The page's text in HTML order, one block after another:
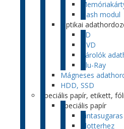
Flash modul
Optikai
CD
DVD
Tárolók
Blu-Ray
Mágneses
HDD, SSD
Speciális papír, etikett,
Speciális papír
Plotterhez